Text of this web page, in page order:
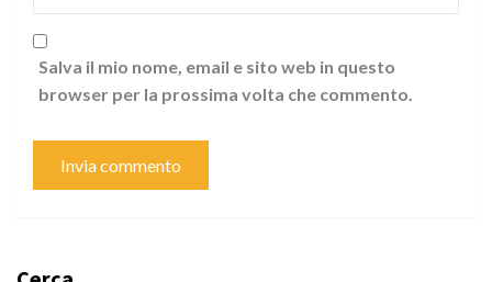
Salva il mio nome, email e sito web in questo
browser per la prossima volta che commento.